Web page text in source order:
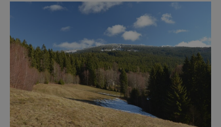
přijíždějí. Nejde o boj proti turistům. Jde o
ochranu krajiny, která už nechce být obětí
vlastního úspě